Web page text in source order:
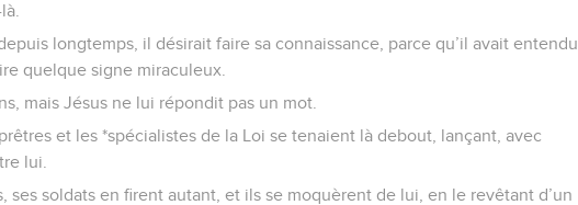
longtemps, il désirait faire sa connaissance, parce qu’il avait entendu
quelque signe miraculeux.
mais Jésus ne lui répondit pas un mot.
et les *spécialistes de la Loi se tenaient là debout, lançant, avec
lui.
ses soldats en firent autant, et ils se moquèrent de lui, en le revêtant d’un